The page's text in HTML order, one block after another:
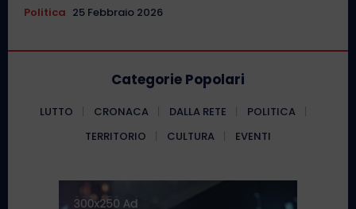
Politica 25 Febbraio 2026
Categorie Popolari
LUTTO CRONACA DALLA RETE
POLITICA
TERRITORIO
CULTURA EVENTI